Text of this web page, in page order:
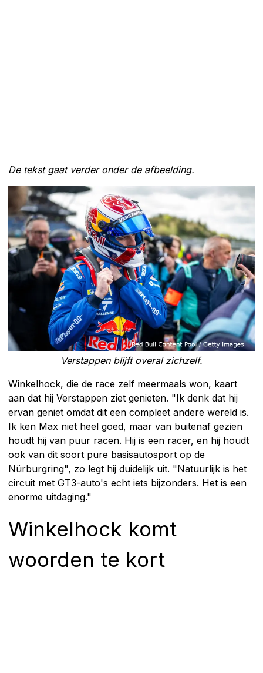
De tekst gaat verder onder de afbeelding.
Verstappen blijft overal zichzelf.
Winkelhock, die de race zelf meermaals won, kaart
aan dat hij Verstappen ziet genieten. "Ik denk dat hij
ervan geniet omdat dit een compleet andere wereld is.
Ik ken Max niet heel goed, maar van buitenaf gezien
houdt hij van puur racen. Hij is een racer, en hij houdt
ook van dit soort pure basisautosport op de
Nürburgring", zo legt hij duidelijk uit. "Natuurlijk is het
circuit met GT3-auto's echt iets bijzonders. Het is een
enorme uitdaging."
Winkelhock komt
woorden te kort